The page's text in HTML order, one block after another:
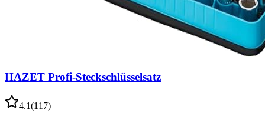
HAZET Profi-Steckschlüsselsatz
4.1(117)